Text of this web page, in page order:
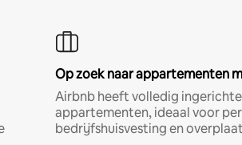
Op zoek naar appartementen
Airbnb heeft volledig ingerichte
appartementen, ideaal voor
bedrijfshuisvesting en